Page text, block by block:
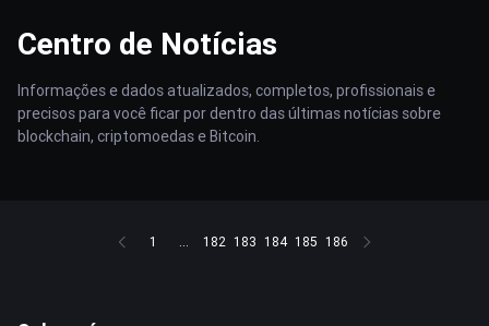
Centro de Notícias
Informações e dados atualizados, completos, profissionais e
precisos para você ficar por dentro das últimas notícias sobre
blockchain, criptomoedas e Bitcoin.
1 ... 182 183 184 185 186